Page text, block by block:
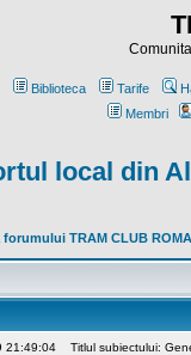
Biblioteca Tarife
Membri
local din
TRAM CLUB
21:49:04 Titlul subiectului: